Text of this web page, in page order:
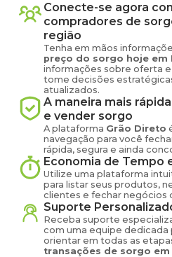
Conecte-se agora
compradores de
região
Tenha em mãos
preço do sorgo hoje em
informações sobre oferta
tome decisões
atualizados.
A maneira mais
e vender sorgo
A plataforma Grão Direto
navegação para você
rápida, segura e ainda
Economia de Tempo
Utilize uma plataforma
para listar seus produtos,
clientes e fechar negócios
Suporte
Receba suporte
com uma equipe dedicada
orientar em todas as
transações de sorgo em